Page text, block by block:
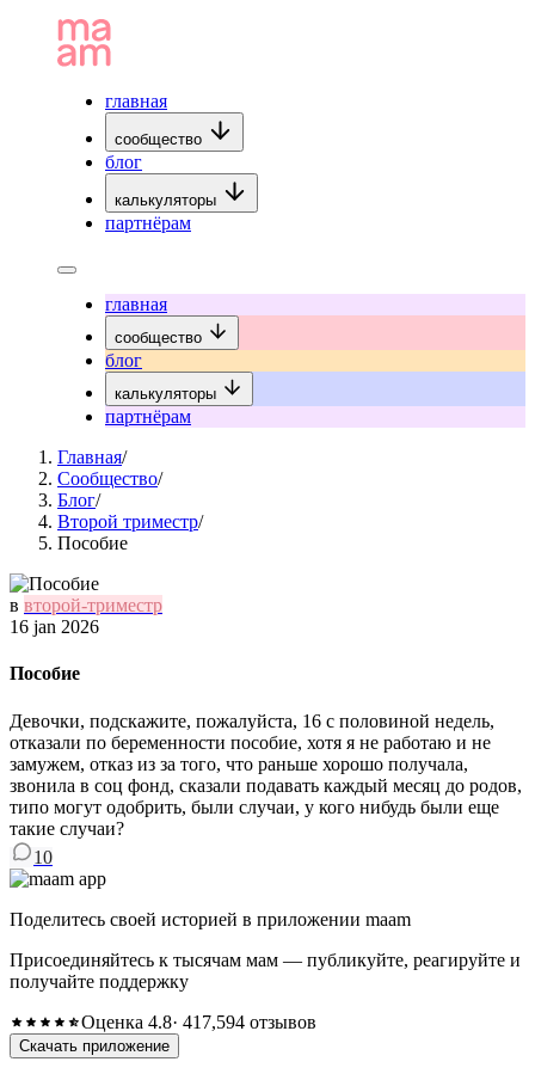
главная
сообщество
блог
калькуляторы
партнёрам
главная
сообщество
блог
калькуляторы
партнёрам
Главная/
Сообщество/
Блог/
Второй триместр/
Пособие
в второй-триместр
16 jan 2026
Пособие
Девочки, подскажите, пожалуйста, 16 с половиной недель,
отказали по беременности пособие, хотя я не работаю и не
замужем, отказ из за того, что раньше хорошо получала,
звонила в соц фонд, сказали подавать каждый месяц до родов,
типо могут одобрить, были случаи, у кого нибудь были еще
такие случаи?
10
Поделитесь своей историей в приложении maam
Присоединяйтесь к тысячам мам — публикуйте, реагируйте и
получайте поддержку
Оценка 4.8· 417,594 отзывов
Скачать приложение